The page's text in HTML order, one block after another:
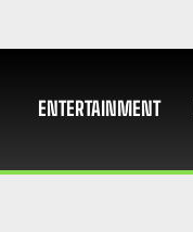
ENTERTAINMENT